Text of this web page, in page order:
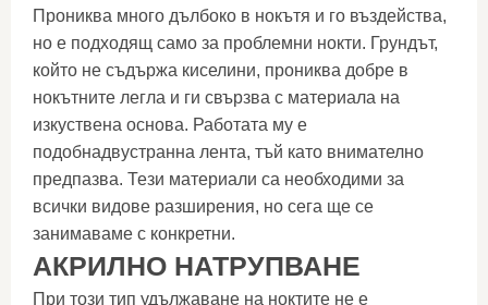
Прониква много дълбоко в нокътя и го въздейства,
но е подходящ само за проблемни нокти. Грундът,
който не съдържа киселини, прониква добре в
нокътните легла и ги свързва с материала на
изкуствена основа. Работата му е
подобнадвустранна лента, тъй като внимателно
предпазва. Тези материали са необходими за
всички видове разширения, но сега ще се
занимаваме с конкретни.
АКРИЛНО НАТРУПВАНЕ
При този тип удължаване на ноктите не е